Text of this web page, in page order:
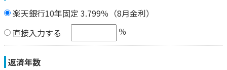
楽天銀行10年固定 3.799％（8月金利）
直接入力する
％
返済年数